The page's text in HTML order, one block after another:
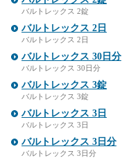
バルトレックス 2錠
バルトレックス 2日
バルトレックス 2日
バルトレックス 30日分
バルトレックス 30日分
バルトレックス 3錠
バルトレックス 3錠
バルトレックス 3日
バルトレックス 3日
バルトレックス 3日分
バルトレックス 3日分